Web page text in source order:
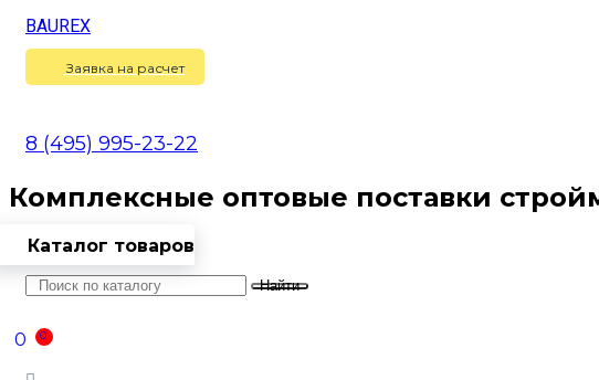
BAUREX
Заявка на расчет
8 (495) 995-23-22
Комплексные оптовые поставки
Каталог товаров
Найти
0
0